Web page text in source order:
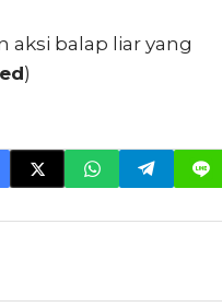
balap liar yang
)